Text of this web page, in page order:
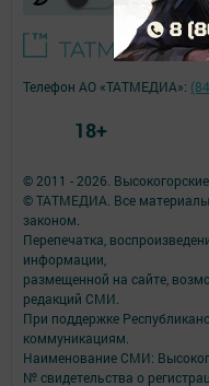
© 2011 - 2026.
© ТАТМЕДИА. Все
законом.
Перепечатка,
информации,
размещенной на сайте,
редакций СМИ.
При поддержке
коммуникациям.
Наименование СМИ:
№ свидетельства о
Телефон АО «ТАТМЕДИА»:
18+